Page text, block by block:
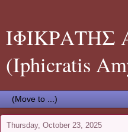
(Iphicratis
Thursday, October 23, 2025